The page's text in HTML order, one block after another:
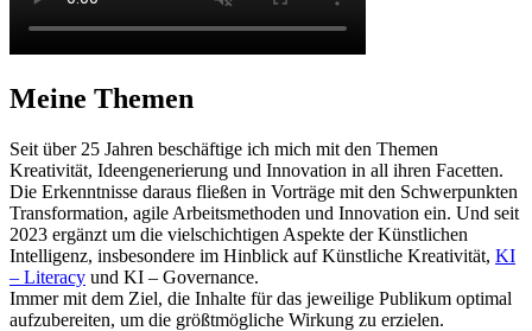
Meine Themen
Seit über 25 Jahren beschäftige ich mich mit den Themen
Kreativität, Ideengenerierung und Innovation in all ihren Facetten.
Die Erkenntnisse daraus fließen in Vorträge mit den Schwerpunkten
Transformation, agile Arbeitsmethoden und Innovation ein. Und seit
2023 ergänzt um die vielschichtigen Aspekte der Künstlichen
Intelligenz, insbesondere im Hinblick auf Künstliche Kreativität, KI
– Literacy und KI – Governance.
Immer mit dem Ziel, die Inhalte für das jeweilige Publikum optimal
aufzubereiten, um die größtmögliche Wirkung zu erzielen.